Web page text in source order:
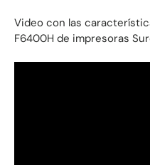
Video con las
F6400H de impresoras